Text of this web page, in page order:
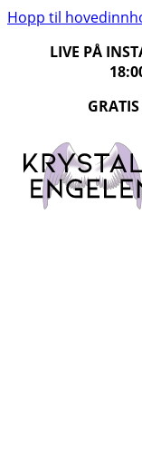
Hopp til
LIVE PÅ